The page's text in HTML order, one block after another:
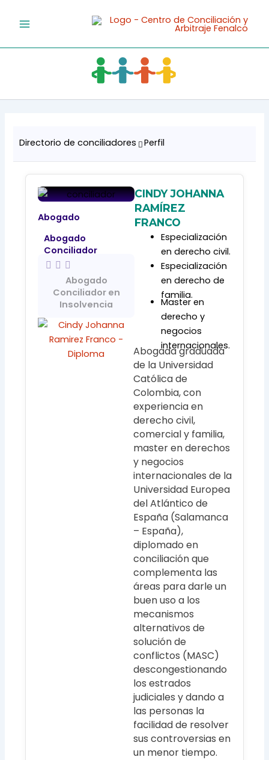
Directorio de conciliadores Perfil
Abogado
Abogado
Conciliador
Abogado
Conciliador en
Insolvencia
CINDY JOHANNA
RAMÍREZ
FRANCO
Especialización
en derecho civil.
Especialización
en derecho de
familia.
Master en
derecho y
negocios
internacionales.
Abogada graduada
de la Universidad
Católica de
Colombia, con
experiencia en
derecho civil,
comercial y familia,
master en derechos
y negocios
internacionales de la
Universidad Europea
del Atlántico de
España (Salamanca
– España),
diplomado en
conciliación que
complementa las
áreas para darle un
buen uso a los
mecanismos
alternativos de
solución de
conflictos (MASC)
descongestionando
los estrados
judiciales y dando a
las personas la
facilidad de resolver
sus controversias en
un menor tiempo.